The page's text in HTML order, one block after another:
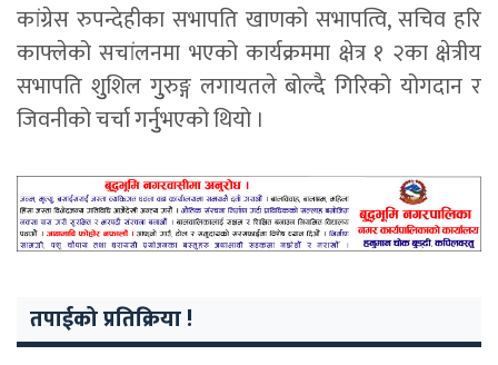
कांग्रेस रुपन्देहीका सभापति खाणको सभापत्वि, सचिव हरि
काफ्लेको सचांलनमा भएको कार्यक्रममा क्षेत्र १ २का क्षेत्रीय
सभापति शुुशिल गुुरुङ्ग लगायतले बोल्दै गिरिको योगदान र
जिवनीको चर्चा गर्नुुभएको थियो ।
तपाईको प्रतिक्रिया !